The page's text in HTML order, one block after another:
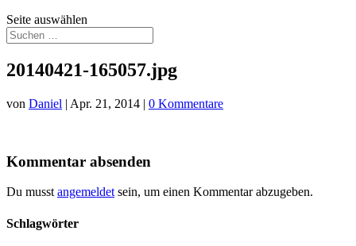
Seite auswählen
20140421-165057.jpg
von Daniel | Apr. 21, 2014 | 0 Kommentare
Kommentar absenden
Du musst angemeldet sein, um einen Kommentar abzugeben.
Schlagwörter